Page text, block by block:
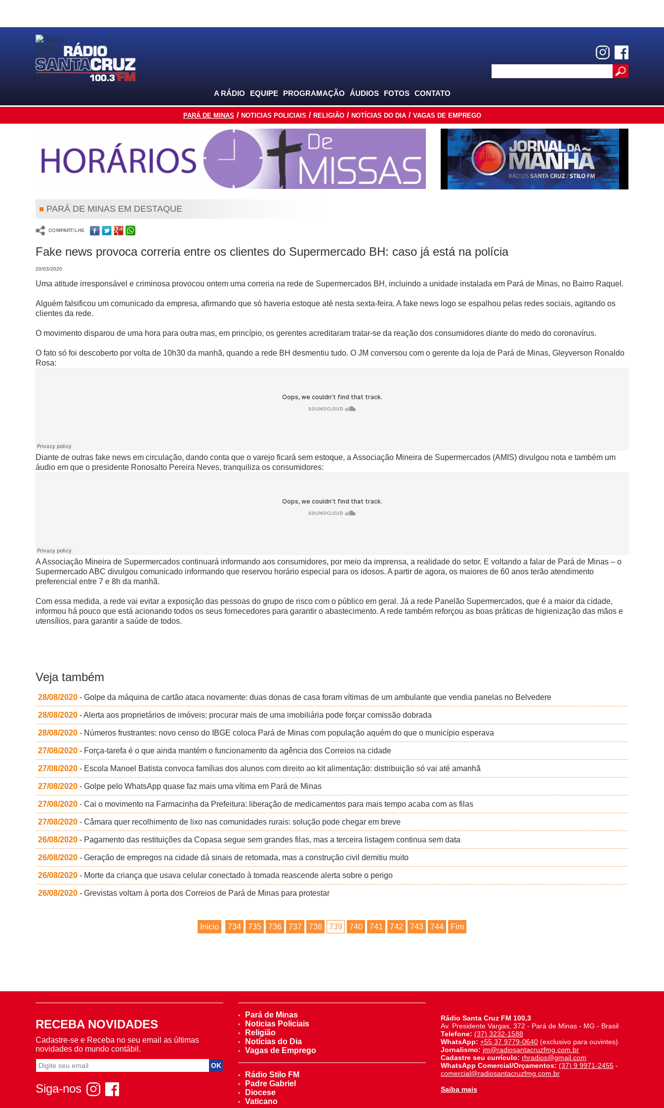
A RÁDIO EQUIPE PROGRAMAÇÃO ÁUDIOS FOTOS CONTATO
PARÁ DE MINAS NOTICIAS POLICIAIS RELIGIÃO NOTÍCIAS DO DIA VAGAS DE EMPREGO
PARÁ DE MINAS EM DESTAQUE
Fake news provoca correria entre os clientes do Supermercado BH: caso já está na polícia
20/03/2020
Uma atitude irresponsável e criminosa provocou ontem uma correria na rede de Supermercados BH, incluindo a unidade instalada em Pará de Minas, no Bairro Raquel.
Alguém falsificou um comunicado da empresa, afirmando que só haveria estoque até nesta sexta-feira. A fake news logo se espalhou pelas redes sociais, agitando os
clientes da rede.
O movimento disparou de uma hora para outra mas, em princípio, os gerentes acreditaram tratar-se da reação dos consumidores diante do medo do coronavírus.
O fato só foi descoberto por volta de 10h30 da manhã, quando a rede BH desmentiu tudo. O JM conversou com o gerente da loja de Pará de Minas, Gleyverson Ronaldo
Rosa:
Diante de outras fake news em circulação, dando conta que o varejo ficará sem estoque, a Associação Mineira de Supermercados (AMIS) divulgou nota e também um
áudio em que o presidente Ronosalto Pereira Neves, tranquiliza os consumidores:
A Associação Mineira de Supermercados continuará informando aos consumidores, por meio da imprensa, a realidade do setor. E voltando a falar de Pará de Minas – o
Supermercado ABC divulgou comunicado informando que reservou horário especial para os idosos. A partir de agora, os maiores de 60 anos terão atendimento
preferencial entre 7 e 8h da manhã.
Com essa medida, a rede vai evitar a exposição das pessoas do grupo de risco com o público em geral. Já a rede Panelão Supermercados, que é a maior da cidade,
informou há pouco que está acionando todos os seus fornecedores para garantir o abastecimento. A rede também reforçou as boas práticas de higienização das mãos e
utensílios, para garantir a saúde de todos.
Veja também
28/08/2020 - Golpe da máquina de cartão ataca novamente: duas donas de casa foram vítimas de um ambulante que vendia panelas no Belvedere
28/08/2020 - Alerta aos proprietários de imóveis: procurar mais de uma imobiliária pode forçar comissão dobrada
28/08/2020 - Números frustrantes: novo censo do IBGE coloca Pará de Minas com população aquém do que o município esperava
27/08/2020 - Força-tarefa é o que ainda mantém o funcionamento da agência dos Correios na cidade
27/08/2020 - Escola Manoel Batista convoca famílias dos alunos com direito ao kit alimentação: distribuição só vai até amanhã
27/08/2020 - Golpe pelo WhatsApp quase faz mais uma vítima em Pará de Minas
27/08/2020 - Cai o movimento na Farmacinha da Prefeitura: liberação de medicamentos para mais tempo acaba com as filas
27/08/2020 - Câmara quer recolhimento de lixo nas comunidades rurais: solução pode chegar em breve
26/08/2020 - Pagamento das restituições da Copasa segue sem grandes filas, mas a terceira listagem continua sem data
26/08/2020 - Geração de empregos na cidade dá sinais de retomada, mas a construção civil demitiu muito
26/08/2020 - Morte da criança que usava celular conectado à tomada reascende alerta sobre o perigo
26/08/2020 - Grevistas voltam à porta dos Correios de Pará de Minas para protestar
Início 734 735 736 737 738 739 740 741 742 743 744 Fim
RECEBA NOVIDADES
Cadastre-se e Receba no seu email as últimas
novidades do mundo contábil.
Siga-nos
Pará de Minas
Noticias Policiais
Religião
Notícias do Dia
Vagas de Emprego
Rádio Stilo FM
Padre Gabriel
Diocese
Vaticano
Rádio Santa Cruz FM 100,3
Av. Presidente Vargas, 372 - Pará de Minas - MG - Brasil
Telefone: (37) 3232-1588
WhatsApp: +55 37 9779-0640 (exclusivo para ouvintes)
Jornalismo: jm@radiosantacruzfmg.com.br
Cadastre seu currículo: rhradios@gmail.com
WhatsApp Comercial/Orçamentos: (37) 9 9971-2455 -
comercial@radiosantacruzfmg.com.br
Saiba mais